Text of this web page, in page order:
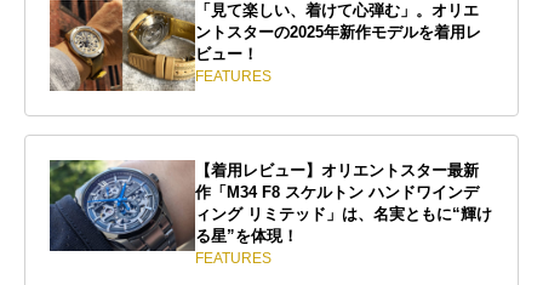
「見て楽しい、着けて心弾む」。オリエ
ントスターの2025年新作モデルを着用レ
ビュー！
FEATURES
【着用レビュー】オリエントスター最新
作「M34 F8 スケルトン ハンドワインデ
ィング リミテッド」は、名実ともに“輝け
る星”を体現！
FEATURES